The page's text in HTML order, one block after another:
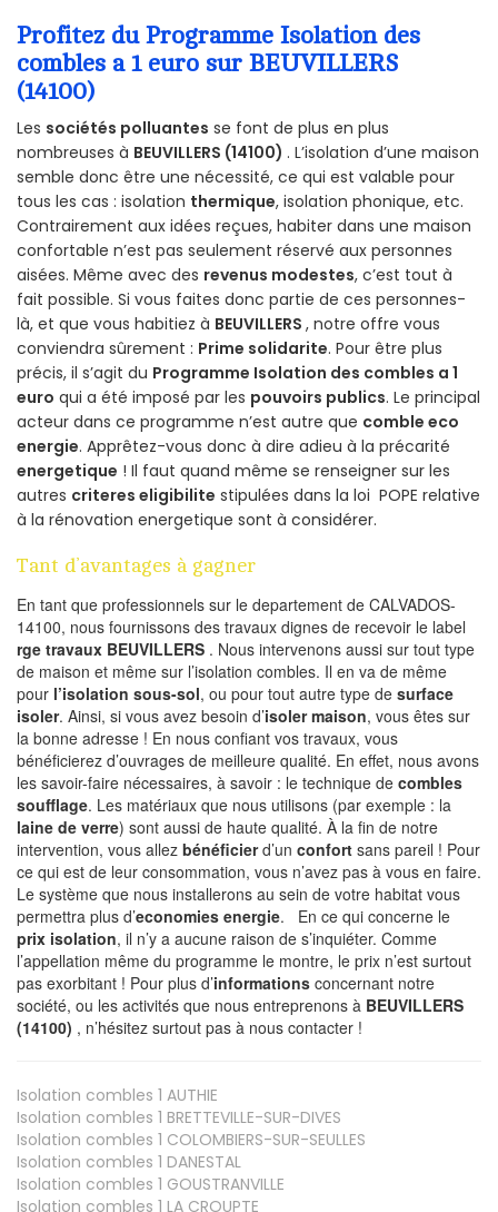
Profitez du Programme Isolation des
combles a 1 euro sur BEUVILLERS
(14100)
Les sociétés polluantes se font de plus en plus
nombreuses à BEUVILLERS (14100) . L’isolation d’une maison
semble donc être une nécessité, ce qui est valable pour
tous les cas : isolation thermique, isolation phonique, etc.
Contrairement aux idées reçues, habiter dans une maison
confortable n’est pas seulement réservé aux personnes
aisées. Même avec des revenus modestes, c’est tout à
fait possible. Si vous faites donc partie de ces personnes-
là, et que vous habitiez à BEUVILLERS , notre offre vous
conviendra sûrement : Prime solidarite. Pour être plus
précis, il s’agit du Programme Isolation des combles a 1
euro qui a été imposé par les pouvoirs publics. Le principal
acteur dans ce programme n’est autre que comble eco
energie. Apprêtez-vous donc à dire adieu à la précarité
energetique ! Il faut quand même se renseigner sur les
autres criteres eligibilite stipulées dans la loi POPE relative
à la rénovation energetique sont à considérer.
Tant d’avantages à gagner
En tant que professionnels sur le departement de CALVADOS-
14100, nous fournissons des travaux dignes de recevoir le label
rge travaux BEUVILLERS . Nous intervenons aussi sur tout type
de maison et même sur l’isolation combles. Il en va de même
pour l’isolation sous-sol, ou pour tout autre type de surface
isoler. Ainsi, si vous avez besoin d’isoler maison, vous êtes sur
la bonne adresse ! En nous confiant vos travaux, vous
bénéficierez d’ouvrages de meilleure qualité. En effet, nous avons
les savoir-faire nécessaires, à savoir : le technique de combles
soufflage. Les matériaux que nous utilisons (par exemple : la
laine de verre) sont aussi de haute qualité. À la fin de notre
intervention, vous allez bénéficierd’un confort sans pareil ! Pour
ce qui est de leur consommation, vous n’avez pas à vous en faire.
Le système que nous installerons au sein de votre habitat vous
permettra plus d’economies energie. En ce qui concerne le
prix isolation, il n’y a aucune raison de s’inquiéter. Comme
l’appellation même du programme le montre, le prix n’est surtout
pas exorbitant ! Pour plus d’informations concernant notre
société, ou les activités que nous entreprenons à BEUVILLERS
(14100) , n’hésitez surtout pas à nous contacter !
Isolation combles 1 AUTHIE
Isolation combles 1 BRETTEVILLE-SUR-DIVES
Isolation combles 1 COLOMBIERS-SUR-SEULLES
Isolation combles 1 DANESTAL
Isolation combles 1 GOUSTRANVILLE
Isolation combles 1 LA CROUPTE